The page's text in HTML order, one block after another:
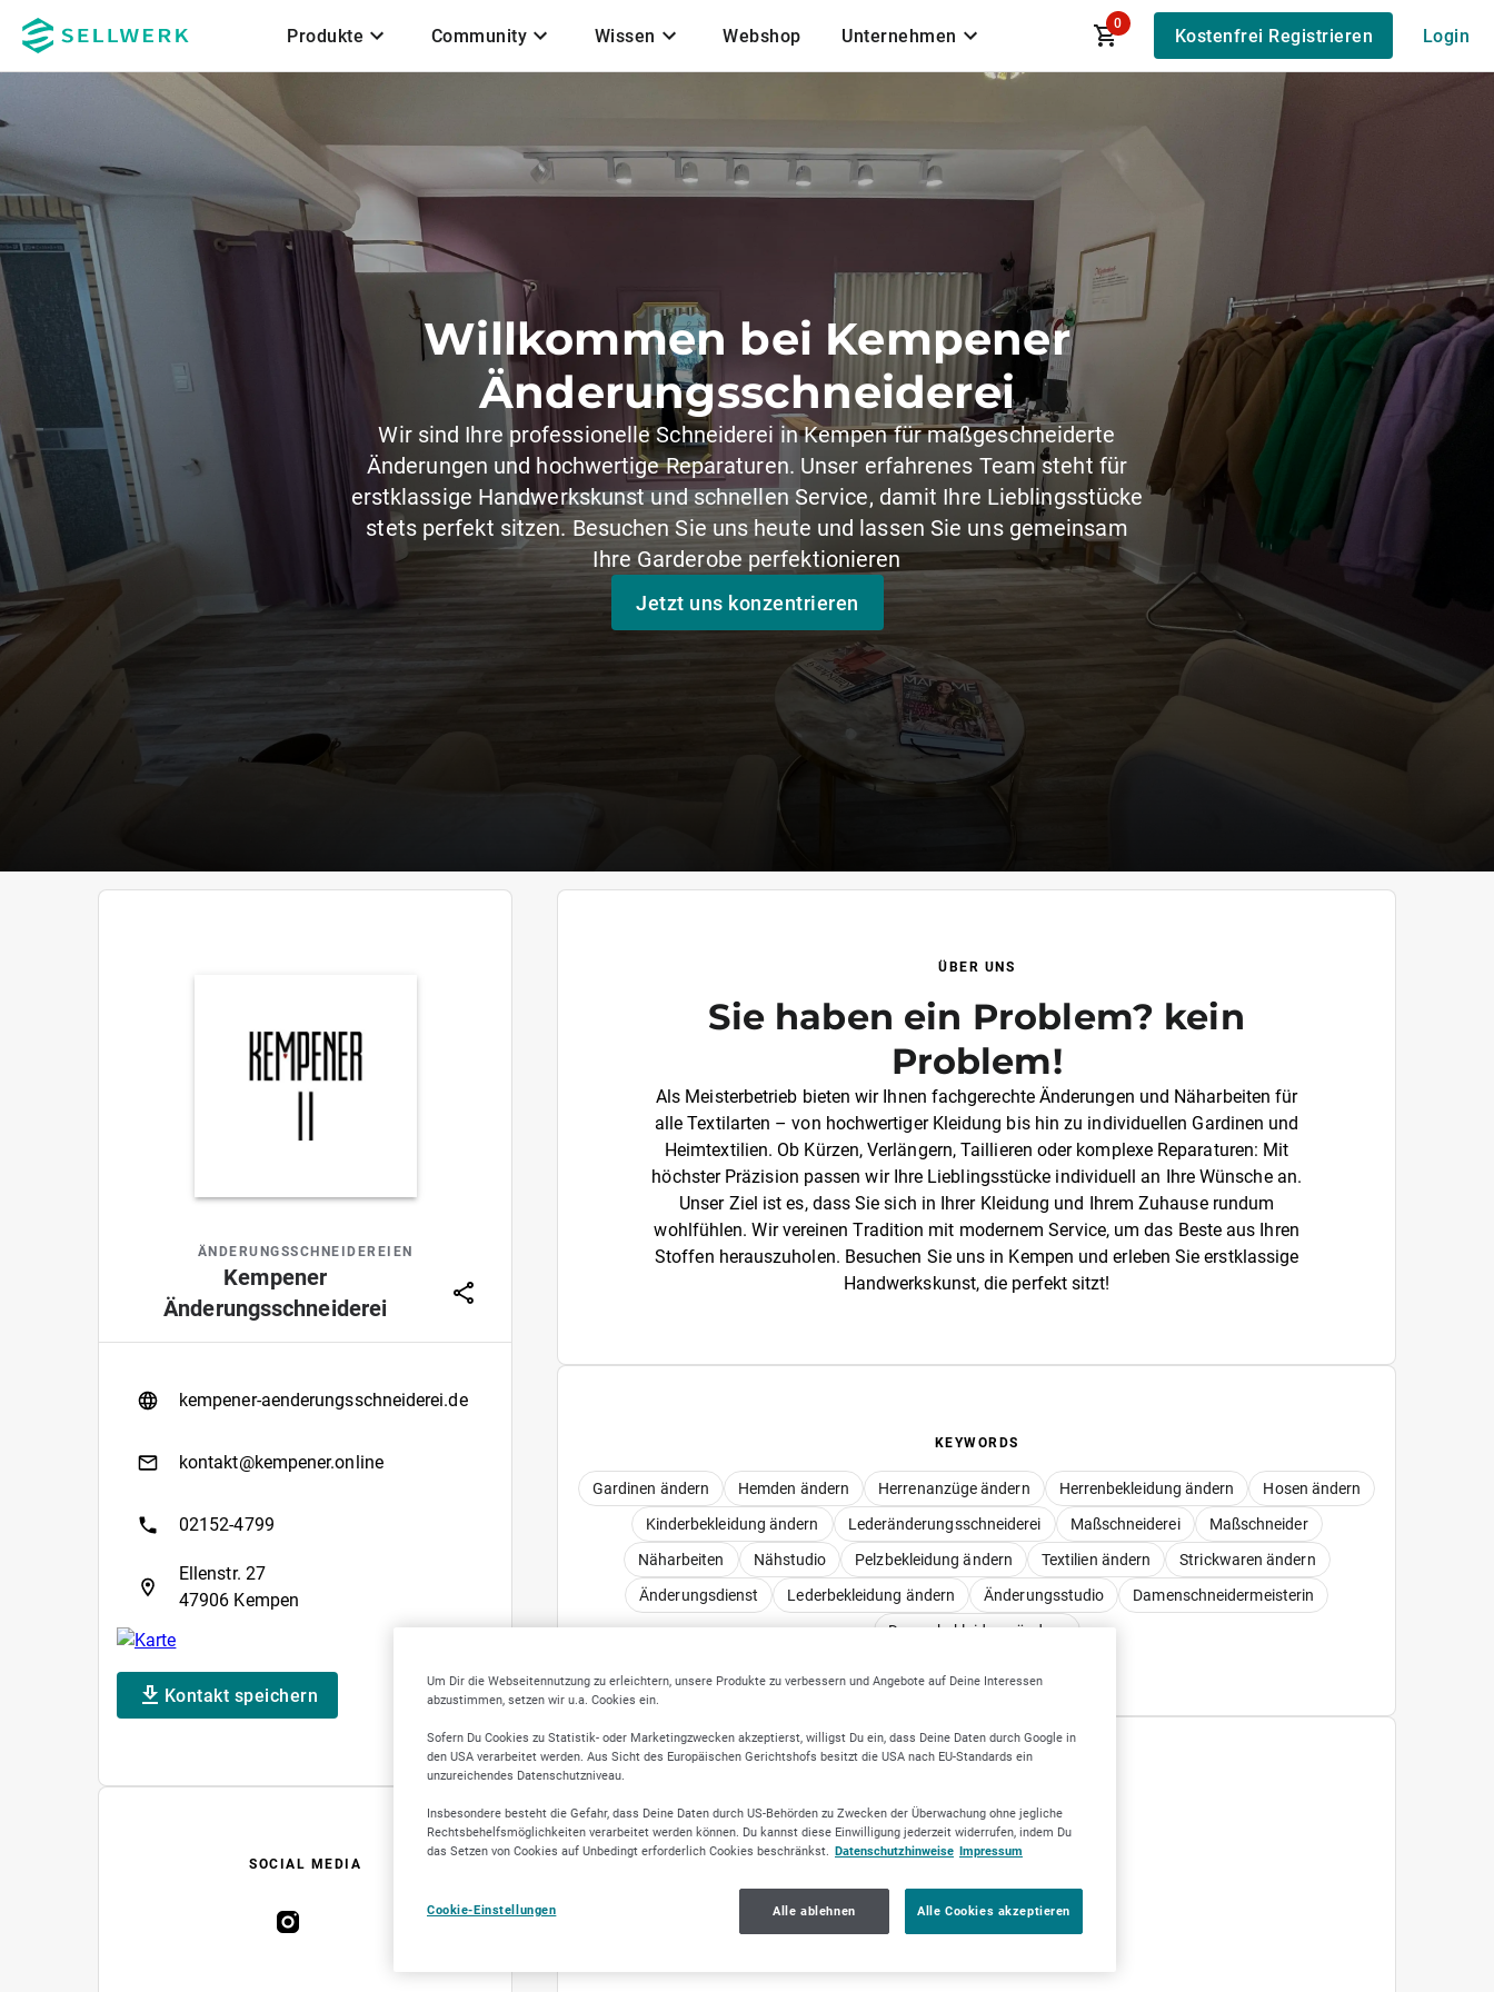
Zum Hauptinhalt
Produkte Community Wissen Webshop Unternehmen
0
Kostenfrei Registrieren Login
Willkommen bei Kempener
Änderungsschneiderei
Wir sind Ihre professionelle Schneiderei in Kempen für maßgeschneiderte
Änderungen und hochwertige Reparaturen. Unser erfahrenes Team steht für
erstklassige Handwerkskunst und schnellen Service, damit Ihre Lieblingsstücke
stets perfekt sitzen. Besuchen Sie uns heute und lassen Sie uns gemeinsam
Ihre Garderobe perfektionieren
Jetzt uns konzentrieren
ÄNDERUNGSSCHNEIDEREIEN
Kempener
Änderungsschneiderei
kempener-aenderungsschneiderei.de
kontakt@kempener.online
02152-4799
Ellenstr. 27
47906 Kempen
Kontakt speichern
SOCIAL MEDIA
ÜBER UNS
Sie haben ein Problem? kein
Problem!
Als Meisterbetrieb bieten wir Ihnen fachgerechte Änderungen und Näharbeiten für
alle Textilarten – von hochwertiger Kleidung bis hin zu individuellen Gardinen und
Heimtextilien. Ob Kürzen, Verlängern, Taillieren oder komplexe Reparaturen: Mit
höchster Präzision passen wir Ihre Lieblingsstücke individuell an Ihre Wünsche an.
Unser Ziel ist es, dass Sie sich in Ihrer Kleidung und Ihrem Zuhause rundum
wohlfühlen. Wir vereinen Tradition mit modernem Service, um das Beste aus Ihren
Stoffen herauszuholen. Besuchen Sie uns in Kempen und erleben Sie erstklassige
Handwerkskunst, die perfekt sitzt!
KEYWORDS
Gardinen ändern Hemden ändern Herrenanzüge ändern Herrenbekleidung ändern
Hosen ändern
Kinderbekleidung ändern
Lederänderungsschneiderei Maßschneiderei
Maßschneider
Näharbeiten
Nähstudio Pelzbekleidung ändern Textilien ändern
Strickwaren ändern
Änderungsdienst
Lederbekleidung ändern Änderungsstudio
Damenschneidermeisterin
Damenbekleidung ändern
Um Dir die Webseitennutzung zu erleichtern, unsere Produkte zu verbessern und Angebote auf Deine Interessen
abzustimmen, setzen wir u.a. Cookies ein.
Sofern Du Cookies zu Statistik- oder Marketingzwecken akzeptierst, willigst Du ein, dass Deine Daten durch Google in
den USA verarbeitet werden. Aus Sicht des Europäischen Gerichtshofs besitzt die USA nach EU-Standards ein
unzureichendes Datenschutzniveau.
Insbesondere besteht die Gefahr, dass Deine Daten durch US-Behörden zu Zwecken der Überwachung ohne jegliche
Rechtsbehelfsmöglichkeiten verarbeitet werden können. Du kannst diese Einwilligung jederzeit widerrufen, indem Du
das Setzen von Cookies auf Unbedingt erforderlich Cookies beschränkst. Datenschutzhinweise Impressum
Cookie-Einstellungen Alle ablehnen Alle Cookies akzeptieren